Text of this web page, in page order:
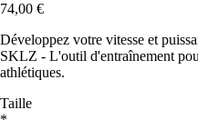
74,00 €
Développez votre vitesse et
SKLZ - L'outil d'entraînement
athlétiques.
Taille